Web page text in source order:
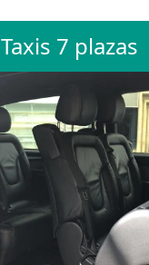
Taxis 7 plazas